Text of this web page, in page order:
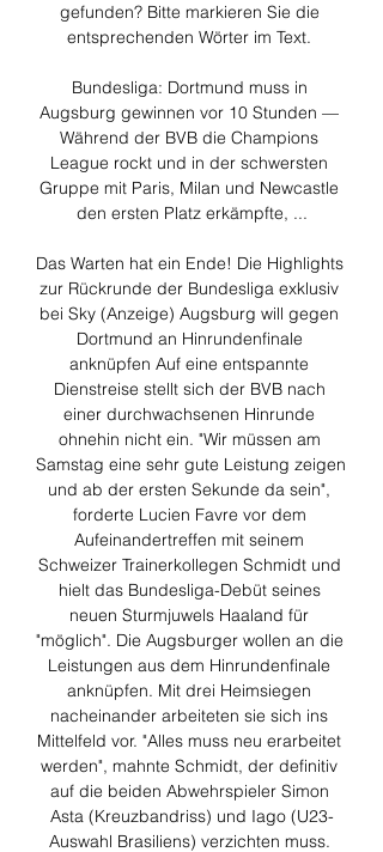
gefunden? Bitte markieren Sie die
entsprechenden Wörter im Text.
Bundesliga: Dortmund muss in
Augsburg gewinnen vor 10 Stunden —
Während der BVB die Champions
League rockt und in der schwersten
Gruppe mit Paris, Milan und Newcastle
den ersten Platz erkämpfte, ...
Das Warten hat ein Ende! Die Highlights
zur Rückrunde der Bundesliga exklusiv
bei Sky (Anzeige) Augsburg will gegen
Dortmund an Hinrundenfinale
anknüpfen Auf eine entspannte
Dienstreise stellt sich der BVB nach
einer durchwachsenen Hinrunde
ohnehin nicht ein. "Wir müssen am
Samstag eine sehr gute Leistung zeigen
und ab der ersten Sekunde da sein",
forderte Lucien Favre vor dem
Aufeinandertreffen mit seinem
Schweizer Trainerkollegen Schmidt und
hielt das Bundesliga-Debüt seines
neuen Sturmjuwels Haaland für
"möglich". Die Augsburger wollen an die
Leistungen aus dem Hinrundenfinale
anknüpfen. Mit drei Heimsiegen
nacheinander arbeiteten sie sich ins
Mittelfeld vor. "Alles muss neu erarbeitet
werden", mahnte Schmidt, der definitiv
auf die beiden Abwehrspieler Simon
Asta (Kreuzbandriss) und Iago (U23-
Auswahl Brasiliens) verzichten muss.